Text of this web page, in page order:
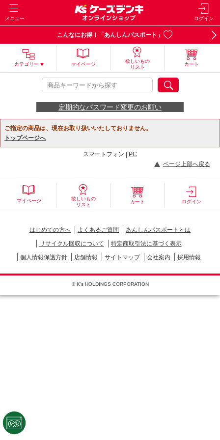
メニュー ログイン
こんなにお得！「あんしんパスポート」
カテゴリー マイページ
欲しいもの
リスト
カート
定期的なパスワード変更のお願い
ご指定の商品は、現在お取り扱いいたしておりません。
トップページへ
スマートフォン |
PC
ページ上部へ戻る
マイページ
欲しいもの
リスト
カート ログイン
はじめての方へ よくあるご質問
あんしんパスポートとは
リサイクル回収について
特定商取引法に基づく表示
個人情報保護方針
店舗情報 サイトマップ 会社案内 採用情報
© K's HOLDINGS CORPORATION